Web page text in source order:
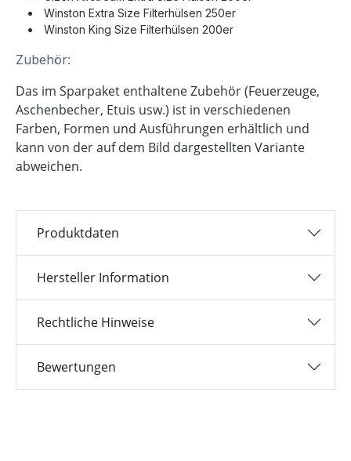
Winston Extra Size Filterhülsen 250er
Winston King Size Filterhülsen 200er
Zubehör:
Das im Sparpaket enthaltene Zubehör (Feuerzeuge,
Aschenbecher, Etuis usw.) ist in verschiedenen
Farben, Formen und Ausführungen erhältlich und
kann von der auf dem Bild dargestellten Variante
abweichen.
Produktdaten
Hersteller Information
Rechtliche Hinweise
Bewertungen